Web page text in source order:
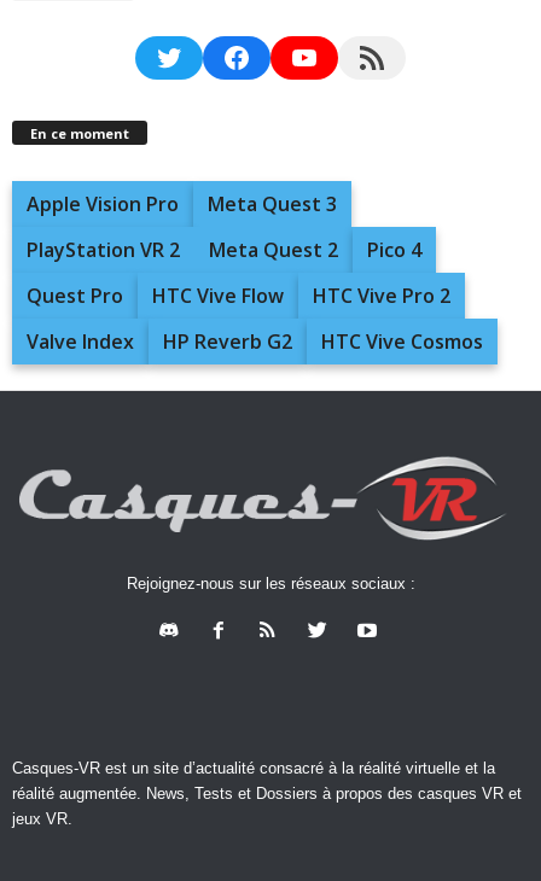
TwitterFacebookYouTubeRSS Feed
En ce moment
Apple Vision Pro
Meta Quest 3
PlayStation VR 2
Meta Quest 2
Pico 4
Quest Pro
HTC Vive Flow
HTC Vive Pro 2
Valve Index
HP Reverb G2 HTC Vive Cosmos
Rejoignez-nous sur les réseaux sociaux :
Casques-VR est un site d’actualité consacré à la réalité virtuelle et la
réalité augmentée. News, Tests et Dossiers à propos des casques VR et
jeux VR.